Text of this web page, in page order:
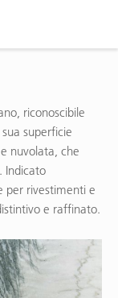
riconoscibile
superficie
nuvolata, che
Indicato
per rivestimenti e
e raffinato.